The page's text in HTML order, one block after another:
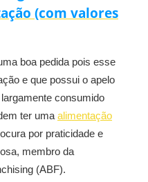
(com valores
boa pedida pois esse
e que possui o apelo
consumido
ter uma alimentação
por praticidade e
membro da
(ABF).